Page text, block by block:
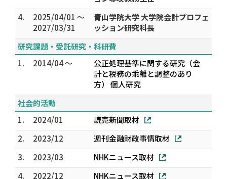
4.
2025/04/01 ～
2027/03/31
青山学院大学 大学院会計プロフェ
ッション研究科長
研究課題・受託研究・科研費
1.
2014/04 ～
公正処理基準に関する研究（会
計と税務の乖離と調整のあり
方） 個人研究
社会的活動
1.
2024/01
読売新聞取材
2.
2023/12
週刊金融財政事情取材
3.
2023/03
NHKニュース取材
4.
2022/12
NHKニュース取材